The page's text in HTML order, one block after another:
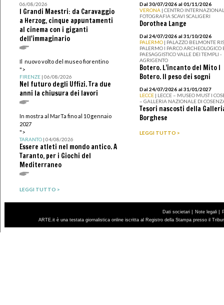
06/08/2026
I Grandi Maestri: da Caravaggio
a Herzog, cinque appuntamenti
al cinema con i giganti
dell'immaginario
Il nuovo volto del museo fiorentino
">
FIRENZE| 06/08/2026
Nel futuro degli Uffizi. Tra due
anni la chiusura dei lavori
In mostra al MarTa fino al 10 gennaio
2027
">
TARANTO| 04/08/2026
Essere atleti nel mondo antico. A
Taranto, per i Giochi del
Mediterraneo
LEGGI TUTTO >
Dal 30/07/2026 al 01/11/2026
VERONA | CENTRO
FOTOGRAFIA SCAVI SCALIGERI
Dorothea Lange
Dal 24/07/2026 al 31/10/2026
PALERMO | PALAZZO BELMONTE
PALERMO I PARCO ARCHEOLOGICO
PAESAGGISTICO VALLE DEI TEMPLI -
AGRIGENTO
Botero. L’incanto del Mito I
Botero. Il peso dei sogni
Dal 24/07/2026 al 31/01/2027
LECCE | LECCE – MUSEO MUST I
– GALLERIA NAZIONALE DI
Tesori nascosti della
Borghese
LEGGI TUTTO >
Dati societari | Note legali |
ARTE.it è una testata giornalistica online iscritta al Registro della Stampa presso il